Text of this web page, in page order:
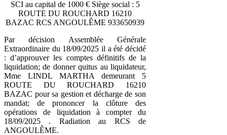
SCI au capital de 1000 € Siège social : 5
ROUTE DU ROUCHARD 16210
BAZAC RCS ANGOULÊME 933650939
Par décision Assemblée Générale
Extraordinaire du 18/09/2025 il a été décidé
: d’approuver les comptes définitifs de la
liquidation; de donner quitus au liquidateur,
Mme LINDL MARTHA demeurant 5
ROUTE DU ROUCHARD 16210
BAZAC pour sa gestion et décharge de son
mandat; de prononcer la clôture des
opérations de liquidation à compter du
18/09/2025 . Radiation au RCS de
ANGOULÊME.